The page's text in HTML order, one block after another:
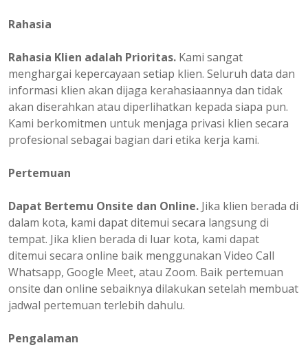
Rahasia
Rahasia Klien adalah Prioritas. Kami sangat
menghargai kepercayaan setiap klien. Seluruh data dan
informasi klien akan dijaga kerahasiaannya dan tidak
akan diserahkan atau diperlihatkan kepada siapa pun.
Kami berkomitmen untuk menjaga privasi klien secara
profesional sebagai bagian dari etika kerja kami.
Pertemuan
Dapat Bertemu Onsite dan Online. Jika klien berada di
dalam kota, kami dapat ditemui secara langsung di
tempat. Jika klien berada di luar kota, kami dapat
ditemui secara online baik menggunakan Video Call
Whatsapp, Google Meet, atau Zoom. Baik pertemuan
onsite dan online sebaiknya dilakukan setelah membuat
jadwal pertemuan terlebih dahulu.
Pengalaman